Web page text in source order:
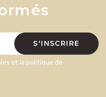
S'INSCRIRE
et la politique de